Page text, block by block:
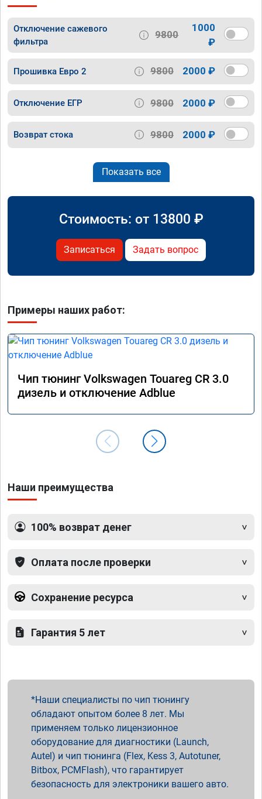
Отключение сажевого
фильтра
9800
1000
₽
Прошивка Евро 2 9800 2000 ₽
Отключение ЕГР 9800 2000 ₽
Возврат стока 9800 2000 ₽
Показать все
Стоимость: от 13800 ₽
Записаться Задать вопрос
Примеры наших работ:
Чип тюнинг Volkswagen Touareg CR 3.0
дизель и отключение Adblue
Наши преимущества
100% возврат денег
Оплата после проверки
Сохранение ресурса
Гарантия 5 лет
Наши специалисты по чип тюнингу
обладают опытом более 8 лет. Мы
применяем только лицензионное
оборудование для диагностики (Launch,
Autel) и чип тюнинга (Flex, Kess 3, Autotuner,
Bitbox, PCMFlash), что гарантирует
безопасность для электроники вашего авто.